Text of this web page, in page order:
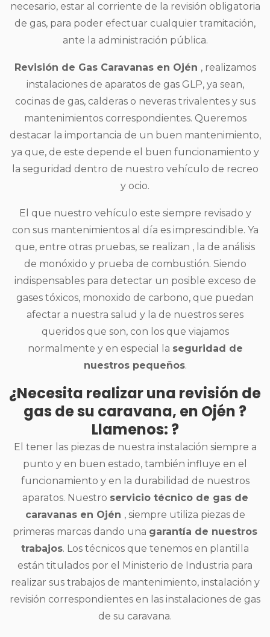
necesario, estar al corriente de la revisión obligatoria
de gas, para poder efectuar cualquier tramitación,
ante la administración pública.
Revisión de Gas Caravanas en Ojén , realizamos
instalaciones de aparatos de gas GLP, ya sean,
cocinas de gas, calderas o neveras trivalentes y sus
mantenimientos correspondientes. Queremos
destacar la importancia de un buen mantenimiento,
ya que, de este depende el buen funcionamiento y
la seguridad dentro de nuestro vehículo de recreo
y ocio.
El que nuestro vehículo este siempre revisado y
con sus mantenimientos al día es imprescindible. Ya
que, entre otras pruebas, se realizan , la de análisis
de monóxido y prueba de combustión. Siendo
indispensables para detectar un posible exceso de
gases tóxicos, monoxido de carbono, que puedan
afectar a nuestra salud y la de nuestros seres
queridos que son, con los que viajamos
normalmente y en especial la seguridad de
nuestros pequeños.
¿Necesita realizar una revisión de
gas de su caravana, en Ojén ?
Llamenos: ?
El tener las piezas de nuestra instalación siempre a
punto y en buen estado, también influye en el
funcionamiento y en la durabilidad de nuestros
aparatos. Nuestro servicio técnico de gas de
caravanas en Ojén , siempre utiliza piezas de
primeras marcas dando una garantía de nuestros
trabajos. Los técnicos que tenemos en plantilla
están titulados por el Ministerio de Industria para
realizar sus trabajos de mantenimiento, instalación y
revisión correspondientes en las instalaciones de gas
de su caravana.